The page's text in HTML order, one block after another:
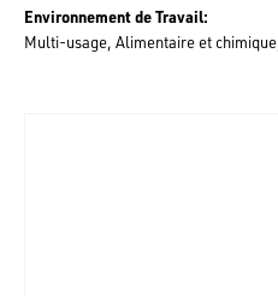
Environnement de Travail
Multi-usage Alimentaire et chimique